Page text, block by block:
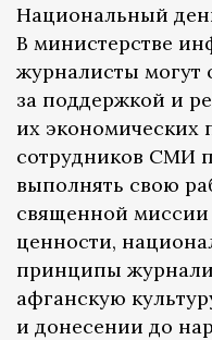
Национальный
В министерстве
журналисты могут
за поддержкой и
их экономических
сотрудников СМИ
выполнять свою
священной миссии
ценности,
принципы
афганскую
и донесении до